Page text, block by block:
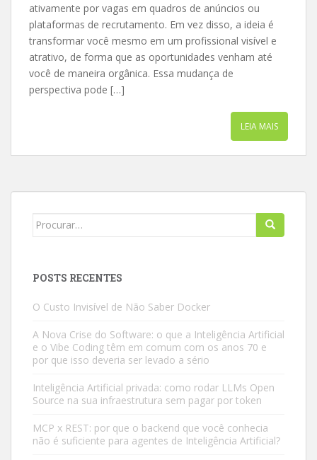
ativamente por vagas em quadros de anúncios ou
plataformas de recrutamento. Em vez disso, a ideia é
transformar você mesmo em um profissional visível e
atrativo, de forma que as oportunidades venham até
você de maneira orgânica. Essa mudança de
perspectiva pode […]
LEIA MAIS
Search
POSTS RECENTES
O Custo Invisível de Não Saber Docker
A Nova Crise do Software: o que a Inteligência Artificial
e o Vibe Coding têm em comum com os anos 70 e
por que isso deveria ser levado a sério
Inteligência Artificial privada: como rodar LLMs Open
Source na sua infraestrutura sem pagar por token
MCP x REST: por que o backend que você conhecia
não é suficiente para agentes de Inteligência Artificial?